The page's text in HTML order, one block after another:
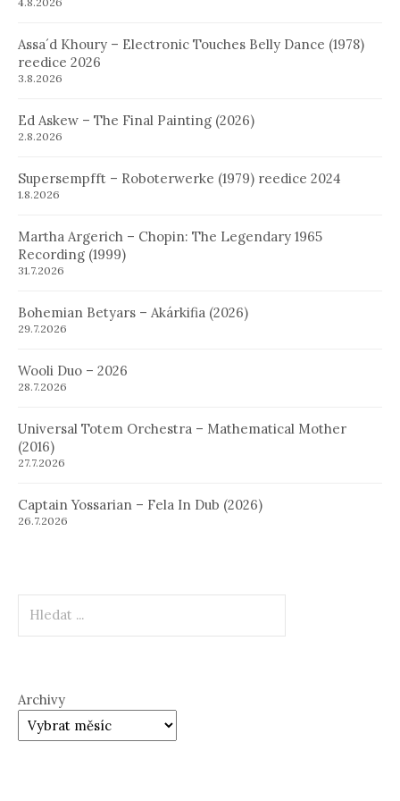
Assa´d Khoury – Electronic Touches Belly Dance (1978)
reedice 2026
3.8.2026
Ed Askew – The Final Painting (2026)
2.8.2026
Supersempfft – Roboterwerke (1979) reedice 2024
1.8.2026
Martha Argerich – Chopin: The Legendary 1965
Recording (1999)
31.7.2026
Bohemian Betyars – Akárkifia (2026)
29.7.2026
Wooli Duo – 2026
28.7.2026
Universal Totem Orchestra – Mathematical Mother
(2016)
27.7.2026
Captain Yossarian – Fela In Dub (2026)
26.7.2026
Archivy